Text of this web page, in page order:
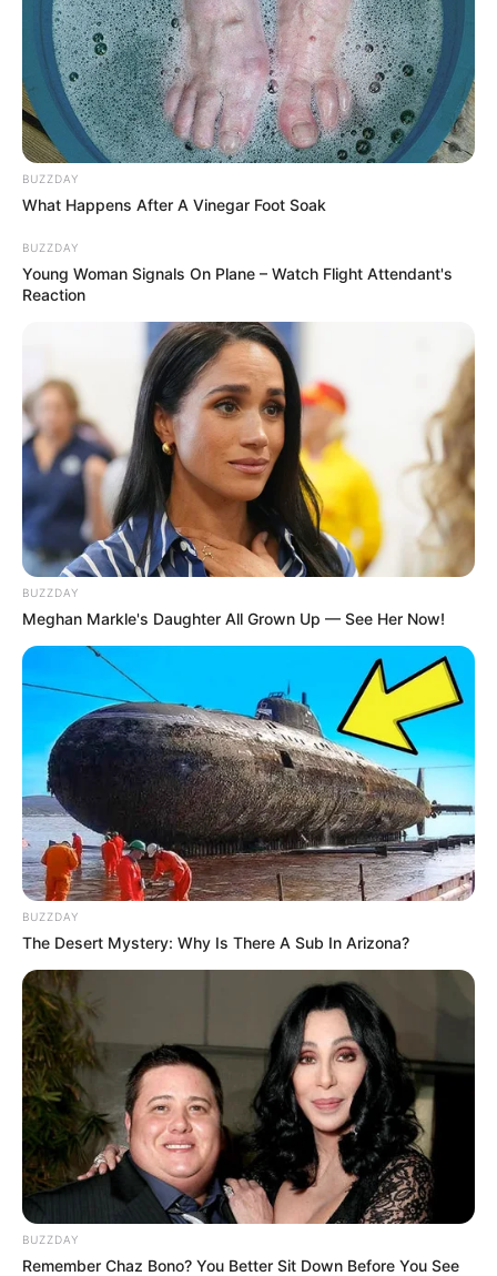
Babeth et Léa sont désemparées, elles
attendent à l’hôpital :Patrick est au bloc
depuis plusieurs heures
Isaac a opéré Patrick, il est toujours dans le
coma… mais son pronostic vital reste engagé.
Les prochaines heures vont être déterminantes.
Boher s’occupe d’amener les enfants à l’école.
Patrick a été touché par une arme de 9 mm
Des barrages routiers sont mis en place pour
arrêter Dassari & co.
Morgane veut arrêter les coupables, elle est déterminée
Morgane est choquée, mais elle a besoin de
BUZZDAY
What Happens After A Vinegar Foot Soak
BUZZDAY
Young Woman Signals On Plane – Watch Flight Attendant's
Reaction
BUZZDAY
Meghan Markle's Daughter All Grown Up — See Her Now!
BUZZDAY
The Desert Mystery: Why Is There A Sub In Arizona?
BUZZDAY
Remember Chaz Bono? You Better Sit Down Before You See